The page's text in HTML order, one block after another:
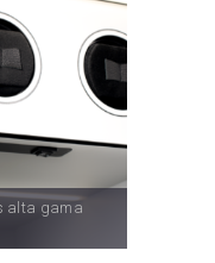
alta gama